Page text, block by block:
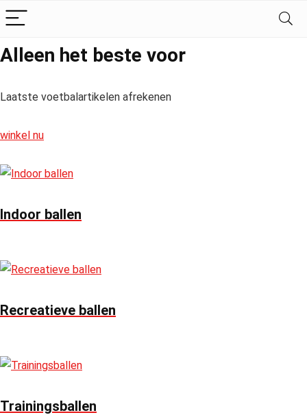
Alleen het beste voor
Laatste voetbalartikelen afrekenen
winkel nu
Indoor ballen
Recreatieve ballen
Trainingsballen